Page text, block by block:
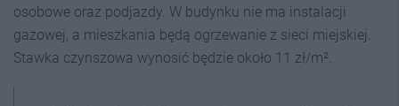
osobowe oraz podjazdy. W budynku nie ma instalacji
gazowej, a mieszkania będą ogrzewanie z sieci miejskiej.
Stawka czynszowa wynosić będzie około 11 zł/m².